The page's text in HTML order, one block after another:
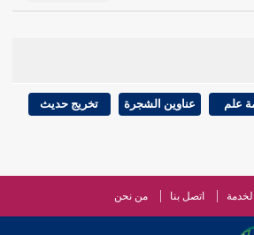
علم عناوين الشجرة تخريج حديث
اتصل بنا من نحن